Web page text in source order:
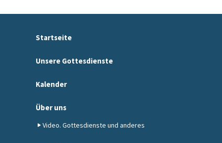
Startseite
Unsere Gottesdienste
Kalender
Über uns
Video. Gottesdienste und anderes